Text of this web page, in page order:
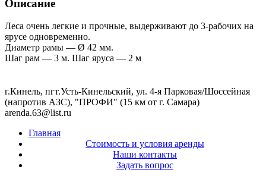
Описание
Леса очень легкие и прочные, выдерживают до 3-рабочих на
ярусе одновременно.
Диаметр рамы — Ø 42 мм.
Шаг рам — 3 м. Шаг яруса — 2 м
г.Кинель, пгт.Усть-Кинельский, ул. 4-я Парковая/Шоссейная
(напротив АЗС), "ПРОФИ" (15 км от г. Самара)
arenda.63@list.ru
Главная
Стоимость и условия аренды
Наши контакты
Задать вопрос